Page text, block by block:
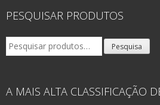
PESQUISAR PRODUTOS
Pesquisar
por:
Pesquisa
A MAIS ALTA CLASSIFICAÇÃO